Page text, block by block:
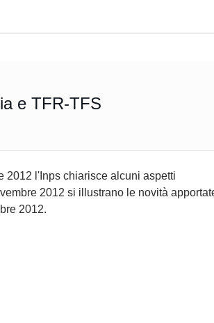
e TFR-TFS
2012 l'Inps chiarisce alcuni aspetti
2012 si illustrano le novità
2012.